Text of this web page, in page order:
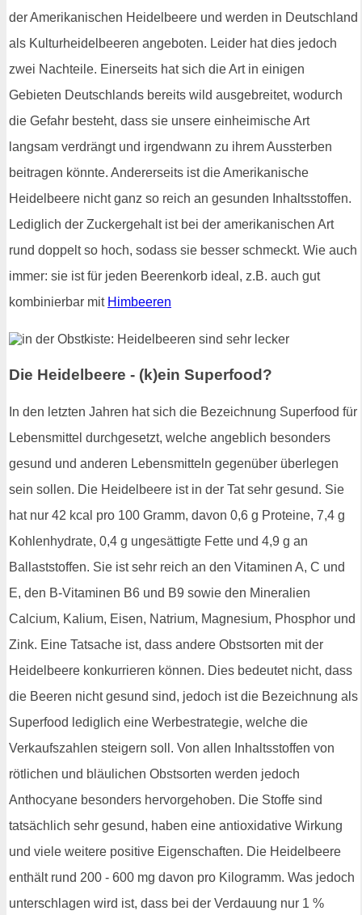
der Amerikanischen Heidelbeere und werden in Deutschland
als Kulturheidelbeeren angeboten. Leider hat dies jedoch
zwei Nachteile. Einerseits hat sich die Art in einigen
Gebieten Deutschlands bereits wild ausgebreitet, wodurch
die Gefahr besteht, dass sie unsere einheimische Art
langsam verdrängt und irgendwann zu ihrem Aussterben
beitragen könnte. Andererseits ist die Amerikanische
Heidelbeere nicht ganz so reich an gesunden Inhaltsstoffen.
Lediglich der Zuckergehalt ist bei der amerikanischen Art
rund doppelt so hoch, sodass sie besser schmeckt. Wie auch
immer: sie ist für jeden Beerenkorb ideal, z.B. auch gut
kombinierbar mit Himbeeren
Die Heidelbeere - (k)ein Superfood?
In den letzten Jahren hat sich die Bezeichnung Superfood für
Lebensmittel durchgesetzt, welche angeblich besonders
gesund und anderen Lebensmitteln gegenüber überlegen
sein sollen. Die Heidelbeere ist in der Tat sehr gesund. Sie
hat nur 42 kcal pro 100 Gramm, davon 0,6 g Proteine, 7,4 g
Kohlenhydrate, 0,4 g ungesättigte Fette und 4,9 g an
Ballaststoffen. Sie ist sehr reich an den Vitaminen A, C und
E, den B-Vitaminen B6 und B9 sowie den Mineralien
Calcium, Kalium, Eisen, Natrium, Magnesium, Phosphor und
Zink. Eine Tatsache ist, dass andere Obstsorten mit der
Heidelbeere konkurrieren können. Dies bedeutet nicht, dass
die Beeren nicht gesund sind, jedoch ist die Bezeichnung als
Superfood lediglich eine Werbestrategie, welche die
Verkaufszahlen steigern soll. Von allen Inhaltsstoffen von
rötlichen und bläulichen Obstsorten werden jedoch
Anthocyane besonders hervorgehoben. Die Stoffe sind
tatsächlich sehr gesund, haben eine antioxidative Wirkung
und viele weitere positive Eigenschaften. Die Heidelbeere
enthält rund 200 - 600 mg davon pro Kilogramm. Was jedoch
unterschlagen wird ist, dass bei der Verdauung nur 1 %